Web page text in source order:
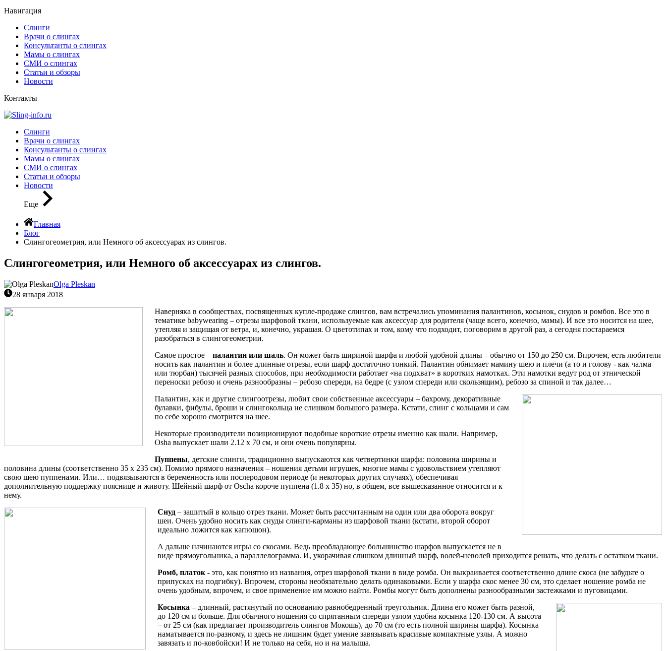
Навигация
Слинги
Врачи о слингах
Консультанты о слингах
Мамы о слингах
СМИ о слингах
Статьи и обзоры
Новости
Контакты
Слинги
Врачи о слингах
Консультанты о слингах
Мамы о слингах
СМИ о слингах
Статьи и обзоры
Новости
Еще
Главная
Блог
Слингогеометрия, или Немного об аксессуарах из слингов.
Слингогеометрия, или Немного об аксессуарах из слингов.
Olga Pleskan
28 января 2018
Наверняка в сообществах, посвященных купле-продаже слингов, вам встречались упоминания палантинов, косынок, снудов и ромбов. Все это в
тематике babywearing – отрезы шарфовой ткани, используемые как аксессуар для родителя (чаще всего, конечно, мамы). И все это носится на шее,
утепляя и защищая от ветра, и, конечно, украшая. О цветотипах и том, кому что подходит, поговорим в другой раз, а сегодня постараемся
разобраться в слингогеометрии.
Самое простое – палантин или шаль. Он может быть шириной шарфа и любой удобной длины – обычно от 150 до 250 см. Впрочем, есть любители
носить как палантин и более длинные отрезы, если шарф достаточно тонкий. Палантин обнимает мамину шею и плечи (а то и голову - как чалма
или тюрбан) тысячей разных способов, при необходимости работает «на подхват» в коротких намотках. Эти намотки ведут род от этнической
переноски ребозо и очень разнообразны – ребозо спереди, на бедре (с узлом спереди или скользящим), ребозо за спиной и так далее…
Палантин, как и другие слингоотрезы, любит свои собственные аксессуары – бахрому, декоративные
булавки, фибулы, броши и слингокольца не слишком большого размера. Кстати, слинг с кольцами и сам
по себе хорошо смотрится на шее.
Некоторые производители позиционируют подобные короткие отрезы именно как шали. Например,
Osha выпускает шали 2.12 x 70 см, и они очень популярны.
Пуппены, детские слинги, традиционно выпускаются как четвертинки шарфа: половина ширины и
половина длины (соответственно 35 х 235 см). Помимо прямого назначения – ношения детьми игрушек, многие мамы с удовольствием утепляют
свою шею пуппенами. Или… подвязываются в беременность или послеродовом периоде (и некоторых других случаях), обеспечивая
дополнительную поддержку пояснице и животу. Шейный шарф от Oscha короче пуппена (1.8 x 35) но, в общем, все вышесказанное относится и к
нему.
Снуд – зашитый в кольцо отрез ткани. Может быть рассчитанным на один или два оборота вокруг
шеи. Очень удобно носить как снуды слинги-карманы из шарфовой ткани (кстати, второй оборот
идеально ложится как капюшон).
А дальше начинаются игры со скосами. Ведь преобладающее большинство шарфов выпускается не в
виде прямоугольника, а параллелограмма. И, укорачивая слишком длинный шарф, волей-неволей приходится решать, что делать с остатком ткани.
Ромб, платок - это, как понятно из названия, отрез шарфовой ткани в виде ромба. Он выкраивается соответственно длине скоса (не забудьте о
припусках на подгибку). Впрочем, стороны необязательно делать одинаковыми. Если у шарфа скос менее 30 см, это сделает ношение ромба не
очень удобным, впрочем, и свое применение им можно найти. Ромбы могут быть дополнены разнообразными застежками и пуговицами.
Косынка – длинный, растянутый по основанию равнобедренный треугольник. Длина его может быть разной,
до 120 см и больше. Для обычного ношения со спрятанным спереди узлом удобна косынка 120-130 см. А высота
– от 25 см (как предлагает производитель слингов Мокошь), до 70 см (то есть полной ширины шарфа). Косынка
наматывается по-разному, и здесь не лишним будет умение завязывать красивые компактные узлы. А можно
завязать и по-ковбойски! И не только на себя, но и на малыша.